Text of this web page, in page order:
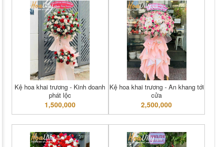
Kệ hoa khai trương - Kinh doanh
phát lộc
1,500,000
Kệ hoa khai trương - An khang tới
cửa
2,500,000